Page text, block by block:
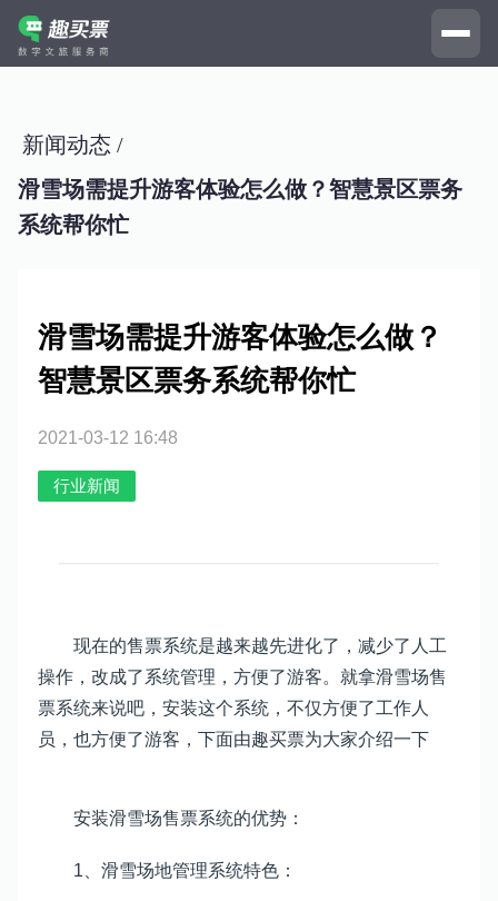
新闻动态 /
滑雪场需提升游客体验怎么做？智慧景区票务
系统帮你忙
滑雪场需提升游客体验怎么做？
智慧景区票务系统帮你忙
2021-03-12 16:48
行业新闻
现在的售票系统是越来越先进化了，减少了人工
操作，改成了系统管理，方便了游客。就拿滑雪场售
票系统来说吧，安装这个系统，不仅方便了工作人
员，也方便了游客，下面由趣买票为大家介绍一下
安装滑雪场售票系统的优势：
1、滑雪场地管理系统特色：